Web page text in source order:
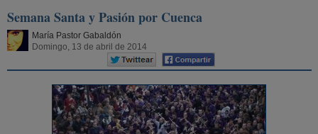
Semana Santa y Pasión por Cuenca
María Pastor Gabaldón
Domingo, 13 de abril de 2014